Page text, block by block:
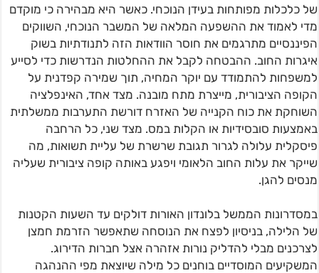
של כלכלות מפותחות בעידן הנוכחי. כאשר היא מבהירה כי מוקדם
מדי לאמוד את ההשפעה המלאה של המשבר הנוכחי, השווקים
הפיננסיים מתרגמים את חוסר הוודאות הזה לתנודתיות בשוק
איגרות החוב. ההבטחה לקבל את ההחלטות הנדרשות כדי לסייע
למשפחות להתמודד עם יוקר המחיה, תוך שמירה קפדנית על
הקופה הציבורית, מייצרת מתח מובנה. מצד אחד, האינפלציה
השוחקת את כוח הקנייה של האזרח דורשת התערבות ממשלתית
באמצעות סובסידיות או הקלות במס. מצד שני, כל הרחבה
פיסקלית עלולה לגרור תגובת שרשרת של עליית תשואות, מה
שייקר את עלות החוב הלאומי ויפגע באותה קופה ציבורית שעליה
מנסים להגן.
במסדרונות הממשל בלונדון האורות דולקים עד השעות הקטנות
של הלילה, בניסיון לפצח את הנוסחה שתאפשר הזרמת חמצן
לצרכנים מבלי להדליק נורות אזהרה אצל חברות הדירוג.
המשקיעים המוסדיים בוחנים כל מילה שיוצאת מפי ההנהגה